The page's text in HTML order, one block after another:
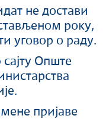
не достави
року,
уговор о раду.
Опште
пријаве